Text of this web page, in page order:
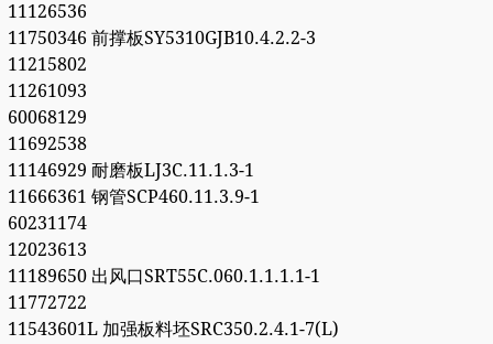
11126536
11750346 前撑板SY5310GJB10.4.2.2-3
11215802
11261093
60068129
11692538
11146929 耐磨板LJ3C.11.1.3-1
11666361 钢管SCP460.11.3.9-1
60231174
12023613
11189650 出风口SRT55C.060.1.1.1.1-1
11772722
11543601L 加强板料坯SRC350.2.4.1-7(L)